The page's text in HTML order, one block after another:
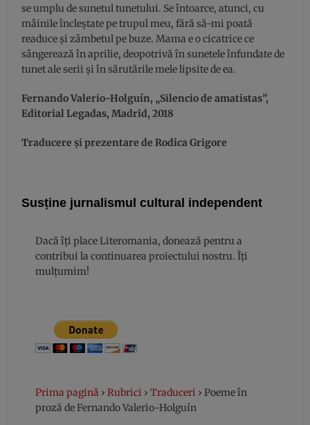
se umplu de sunetul tunetului. Se întoarce, atunci, cu
mâinile încleștate pe trupul meu, fără să-mi poată
readuce și zâmbetul pe buze. Mama e o cicatrice ce
sângerează în aprilie, deopotrivă în sunetele înfundate de
tunet ale serii și în sărutările mele lipsite de ea.
Fernando Valerio-Holguín, „Silencio de amatistas”,
Editorial Legadas, Madrid, 2018
Traducere și prezentare de Rodica Grigore
Susține jurnalismul cultural independent
Dacă îți place Literomania, donează pentru a
contribui la continuarea proiectului nostru. Îți
mulțumim!
Prima pagină › Rubrici › Traduceri › Poeme în
proză de Fernando Valerio-Holguín